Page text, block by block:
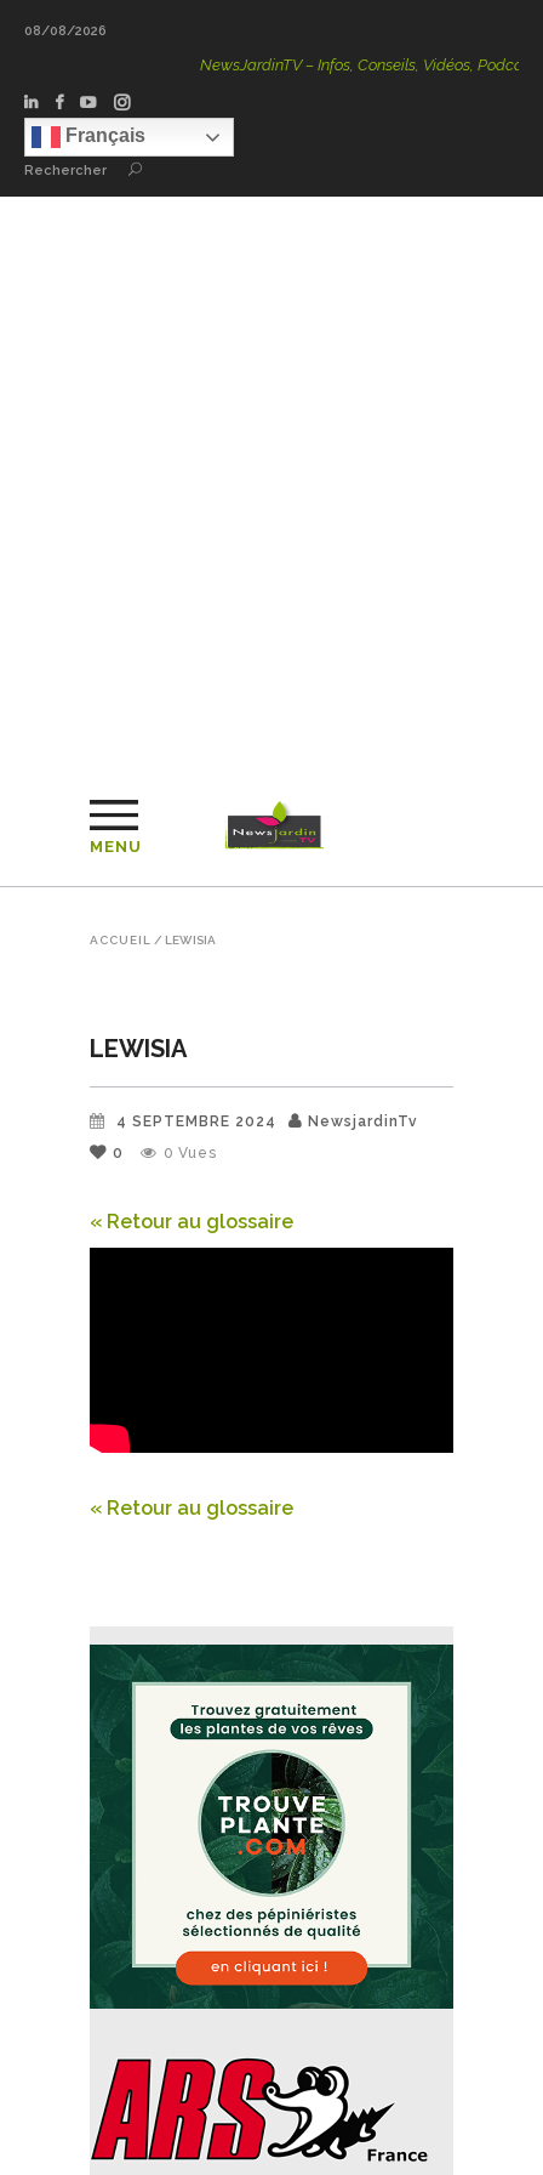
08/08/2026
NewsJardinTV – Infos, Conseils, Vidéos, Podcasts –
Français
Rechercher
MENU
ACCUEIL / LEWISIA
LEWISIA
4 SEPTEMBRE 2024
NewsjardinTv
0
0 Vues
« Retour au glossaire
« Retour au glossaire